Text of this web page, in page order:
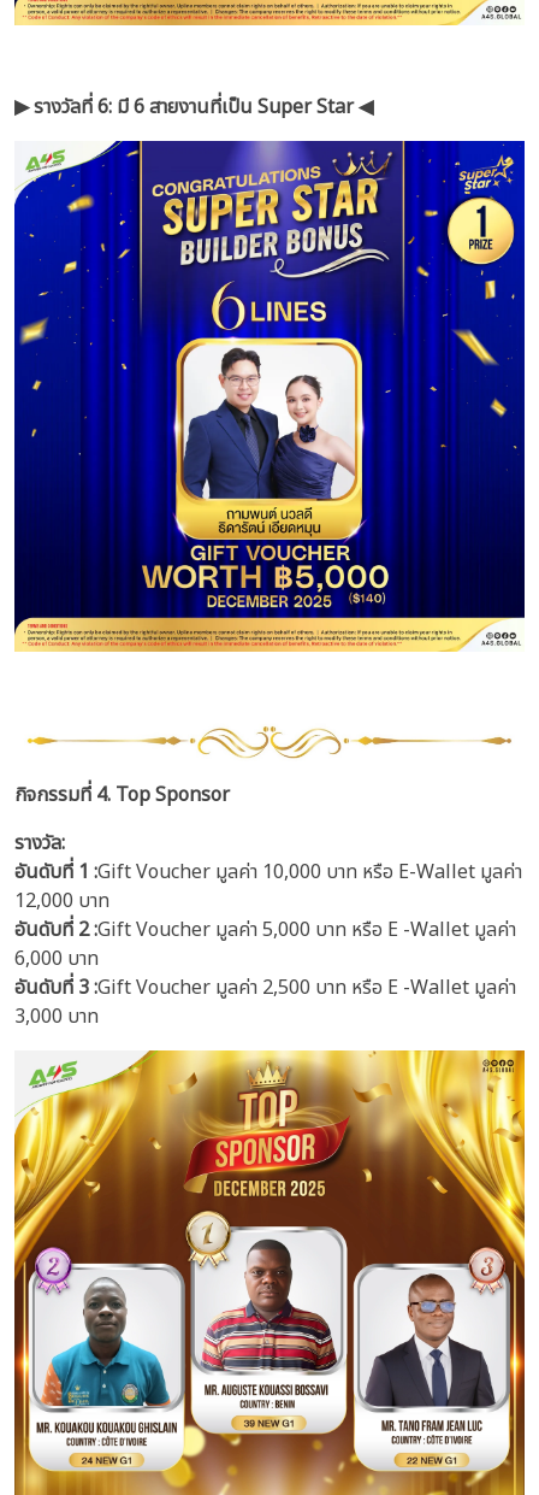
▶︎ รางวัลที่ 6: มี 6 สายงานที่เป็น Super Star ◀︎
กิจกรรมที่ 4. Top Sponsor
รางวัล:
อันดับที่ 1 :Gift Voucher มูลค่า 10,000 บาท หรือ E-Wallet มูลค่า
12,000 บาท
อันดับที่ 2 :Gift Voucher มูลค่า 5,000 บาท หรือ E -Wallet มูลค่า
6,000 บาท
อันดับที่ 3 :Gift Voucher มูลค่า 2,500 บาท หรือ E -Wallet มูลค่า
3,000 บาท